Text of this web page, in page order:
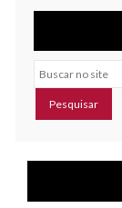
Buscar no site